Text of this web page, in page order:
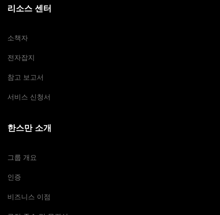
리소스 센터
소책자
전자잡지
참고 보고서
서비스 신청서
한스만 소개
그룹 개요
인증
비즈니스 이점